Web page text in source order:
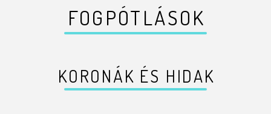
FOGPÓTLÁSOK
KORONÁK ÉS HIDAK